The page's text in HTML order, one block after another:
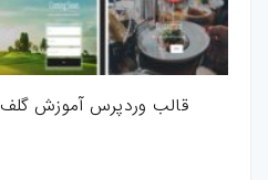
قالب وردپرس آموزش گلف Uplands نسخه 1.3.1